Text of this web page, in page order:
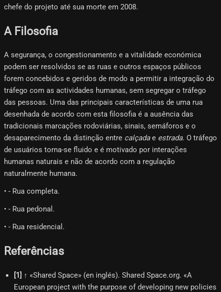
chefe do projeto até sua morte em 2008.
A Filosofia
A segurança, o congestionamento e a vitalidade económica
podem ser resolvidos se as ruas e outros espaços públicos
forem concebidos e geridos de modo a permitir a integração do
tráfego com as actividades humanas, sem segregar o tráfego
das pessoas. Uma das principais características de uma rua
desenhada de acordo com esta filosofia é a ausência das
tradicionais marcações rodoviárias, sinais, semáforos e o
desaparecimento da distinção entre calçadae estrada. O tráfego
de usuários torna-se fluido e é motivado por interações
humanas naturais e não de acordo com a regulação
naturalmente humana.
• - Rua completa.
• - Rua pedonal.
• - Rua residencial.
Referências
[1] ↑ «Shared Space» (en inglés). Shared Space.org. «A
European project with the purpose of developing new policies